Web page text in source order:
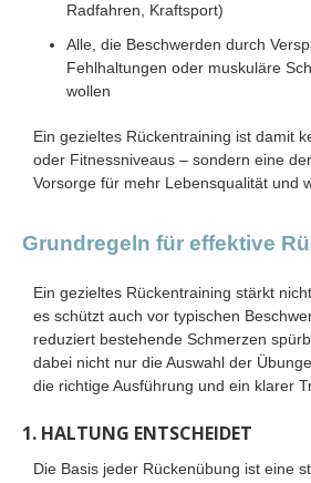
Radfahren, Kraftsport)
Alle, die Beschwerden durch
Fehlhaltungen oder muskuläre
wollen
Ein gezieltes Rückentraining ist damit
oder Fitnessniveaus – sondern eine
Vorsorge für mehr Lebensqualität und
Grundregeln für effektive
Ein gezieltes Rückentraining stärkt
es schützt auch vor typischen
reduziert bestehende Schmerzen
dabei nicht nur die Auswahl der
die richtige Ausführung und ein klarer
1. HALTUNG ENTSCHEIDET
Die Basis jeder Rückenübung ist eine